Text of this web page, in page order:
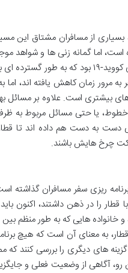
از مسافران مشتاق این
اما گمانه زنی ها و شواهد
یکی از مهم ترین دلایل احتمالی، شیوع و همه گیری
مرور زمان کاهش یافته اند،
بیشتری است. علاوه بر مسائل
خطوط، یا حتی مسائل مربوط
به دست هم داده اند تا قطار
چرخ هایش باشند.
ریزی سفر مسافران
را در ذهن داشتند، اکنون
هایی که به طور منظم بین
به معنای آن است که هیچ
های دیگری را بررسی کنند که
رو، آگاهی از وضعیت فعلی و